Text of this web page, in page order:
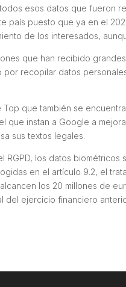
esos datos que fueron
país puesto que ya en el
de los interesados,
que han recibido
recopilar datos
Top que también se
que instan a Google a
sus textos legales.
RGPD, los datos
en el artículo 9.2, el
los 20 millones de
del ejercicio financiero